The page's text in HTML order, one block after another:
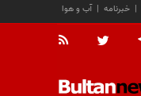
آب و هوا | خبرنامه |